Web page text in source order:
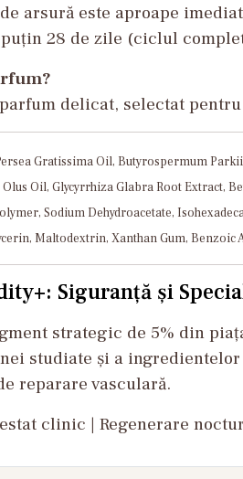
arsură este aproape
28 de zile (ciclul
delicat, selectat
Gratissima Oil, Butyrospermum
Oil, Glycyrrhiza Glabra Root Extract,
Sodium Dehydroacetate,
Maltodextrin, Xanthan Gum,
Siguranță și
strategic de 5% din
studiate și a
reparare vasculară.
clinic | Regenerare